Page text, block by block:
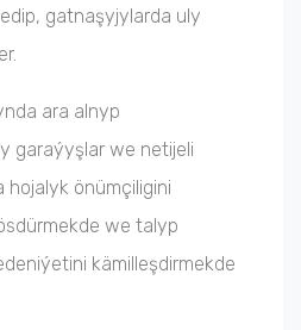
gatnaşyjylarda uly
ara alnyp
garaýyşlar we netijeli
hojalyk önümçiligini
we talyp
kämilleşdirmekde